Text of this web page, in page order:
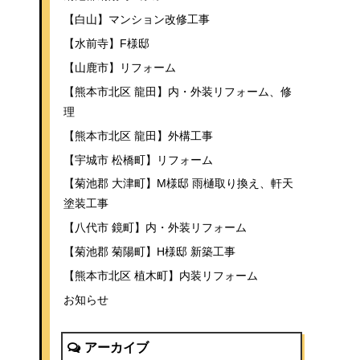
【白山】マンション改修工事
【水前寺】F様邸
【山鹿市】リフォーム
【熊本市北区 龍田】内・外装リフォーム、修
理
【熊本市北区 龍田】外構工事
【宇城市 松橋町】リフォーム
【菊池郡 大津町】M様邸 雨樋取り換え、軒天
塗装工事
【八代市 鏡町】内・外装リフォーム
【菊池郡 菊陽町】H様邸 新築工事
【熊本市北区 植木町】内装リフォーム
お知らせ
アーカイブ